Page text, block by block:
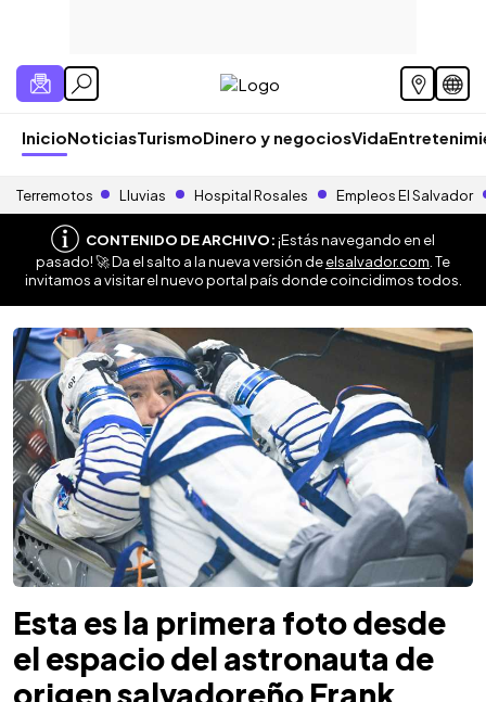
InicioNoticiasTurismoDinero y negociosVida
Terremotos Lluvias Hospital Rosales Empleos El Salvador
CONTENIDO DE ARCHIVO:¡Estás navegando en el
pasado! 🚀 Da el salto a la nueva versión deelsalvador.com . Te
invitamos a visitar el nuevo portal país donde coincidimos todos.
Esta es la primera foto desde
el espacio del astronauta de
origen salvadoreño Frank